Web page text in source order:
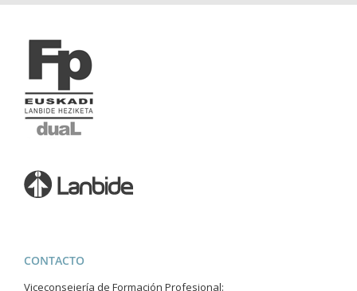
CONTACTO
Viceconsejería de Formación Profesional: